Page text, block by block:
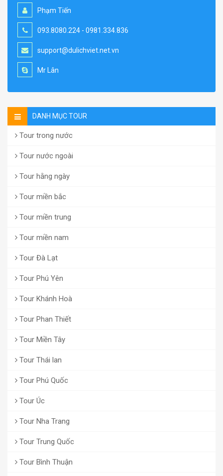
Phạm Tiến
093.8080.224 - 0981.334.836
support@dulichviet.net.vn
Mr Lân
DANH MỤC TOUR
Tour trong nước
Tour nước ngoài
Tour hằng ngày
Tour miền bắc
Tour miền trung
Tour miền nam
Tour Đà Lạt
Tour Phú Yên
Tour Khánh Hoà
Tour Phan Thiết
Tour Miền Tây
Tour Thái lan
Tour Phú Quốc
Tour Úc
Tour Nha Trang
Tour Trung Quốc
Tour Bình Thuận